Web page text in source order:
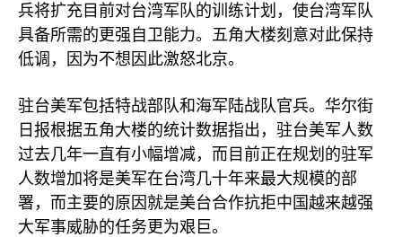
兵将扩充目前对台湾军队的训练计划，使台湾军队
具备所需的更强自卫能力。五角大楼刻意对此保持
低调，因为不想因此激怒北京。
驻台美军包括特战部队和海军陆战队官兵。华尔街
日报根据五角大楼的统计数据指出，驻台美军人数
过去几年一直有小幅增减，而目前正在规划的驻军
人数增加将是美军在台湾几十年来最大规模的部
署，而主要的原因就是美台合作抗拒中国越来越强
大军事威胁的任务更为艰巨。